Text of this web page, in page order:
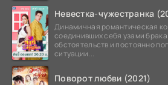
Невестка-чужестранка
Динамичная романтическая
соединивших себя узами
обстоятельств и постоянно
ситуации...
Поворот любви (2021)